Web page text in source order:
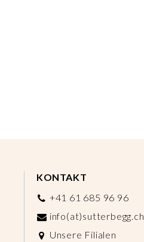
KONTAKT
+41 61 685 96 96
info(at)sutterbegg.ch
Unsere Filialen